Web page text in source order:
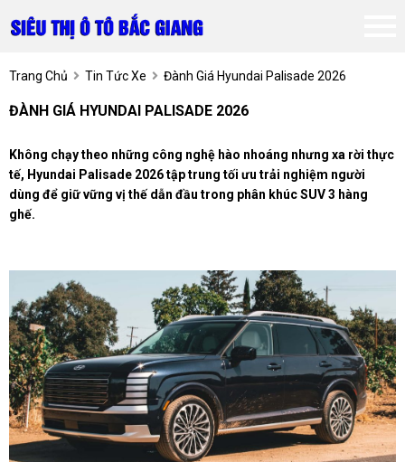
Trang Chủ Tin Tức Xe Đành Giá Hyundai Palisade 2026
ĐÀNH GIÁ HYUNDAI PALISADE 2026
Không chạy theo những công nghệ hào nhoáng nhưng xa rời thực
tế, Hyundai Palisade 2026 tập trung tối ưu trải nghiệm người
dùng để giữ vững vị thế dẫn đầu trong phân khúc SUV 3 hàng
ghế.